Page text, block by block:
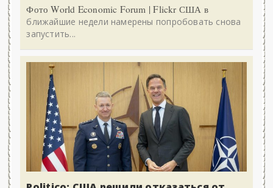
Фото World Economic Forum | Flickr США в
ближайшие недели намерены попробовать снова
запустить...